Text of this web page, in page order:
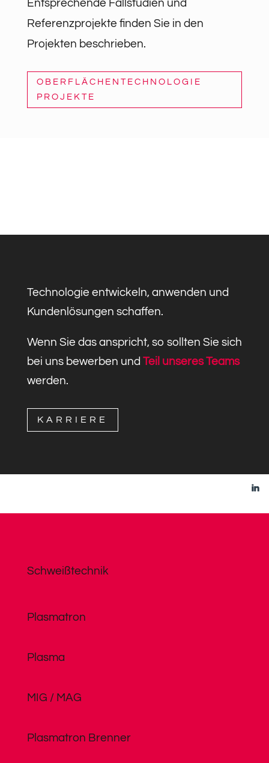
Entsprechende Fallstudien und
Referenzprojekte finden Sie in den
Projekten beschrieben.
OBERFLÄCHENTECHNOLOGIE
PROJEKTE
Technologie entwickeln, anwenden und
Kundenlösungen schaffen.
Wenn Sie das anspricht, so sollten Sie sich
bei uns bewerben und Teil unseres Teams
werden.
KARRIERE
Schweißtechnik
Plasmatron
Plasma
MIG / MAG
Plasmatron Brenner